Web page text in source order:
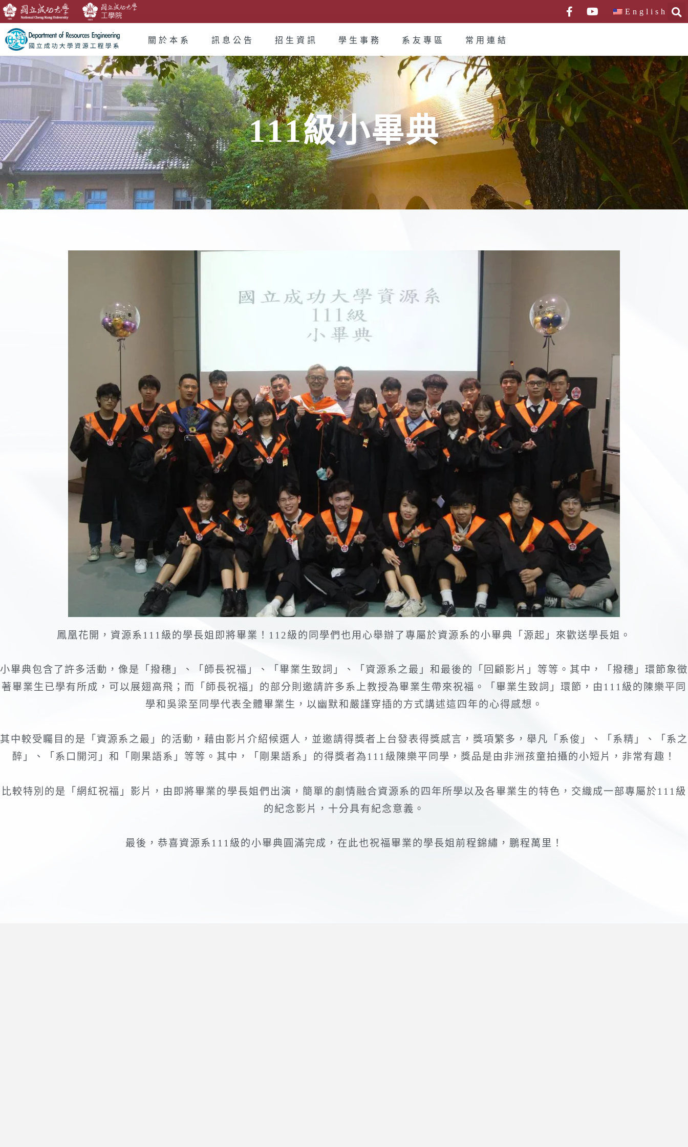
English
關於本系 訊息公告 招生資訊 學生事務 系友專區 常用連結
111級小畢典
鳳凰花開，資源系111級的學長姐即將畢業！112級的同學們也用心舉辦了專屬於資源系的小畢典「源起」來歡送學長姐。
小畢典包含了許多活動，像是「撥穗」、「師長祝福」、「畢業生致詞」、「資源系之最」和最後的「回顧影片」等等。其中，「撥穗」環節象徵
著畢業生已學有所成，可以展翅高飛；而「師長祝福」的部分則邀請許多系上教授為畢業生帶來祝福。「畢業生致詞」環節，由111級的陳樂平同
學和吳梁至同學代表全體畢業生，以幽默和嚴謹穿插的方式講述這四年的心得感想。
其中較受矚目的是「資源系之最」的活動，藉由影片介紹候選人，並邀請得獎者上台發表得獎感言，獎項繁多，舉凡「系俊」、「系精」、「系之
醉」、「系口開河」和「剛果語系」等等。其中，「剛果語系」的得獎者為111級陳樂平同學，獎品是由非洲孩童拍攝的小短片，非常有趣！
比較特別的是「網紅祝福」影片，由即將畢業的學長姐們出演，簡單的劇情融合資源系的四年所學以及各畢業生的特色，交織成一部專屬於111級
的紀念影片，十分具有紀念意義。
最後，恭喜資源系111級的小畢典圓滿完成，在此也祝福畢業的學長姐前程錦繡，鵬程萬里！